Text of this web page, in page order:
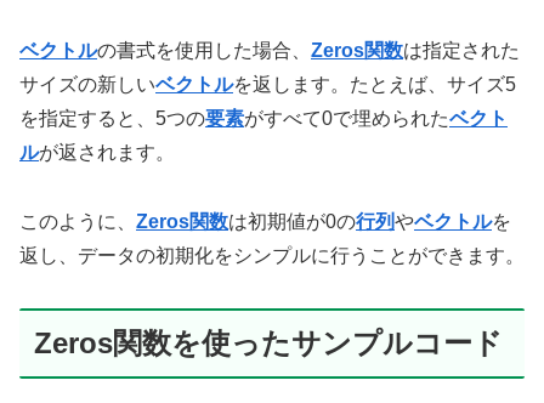
ベクトルの書式を使用した場合、 Zeros関数は指定された
サイズの新しいベクトルを返します。たとえば、サイズ5
を指定すると、5つの要素がすべて0で埋められたベクト
ルが返されます。
このように、 Zeros関数は初期値が0の行列やベクトルを
返し、データの初期化をシンプルに行うことができます。
Zeros関数を使ったサンプルコード